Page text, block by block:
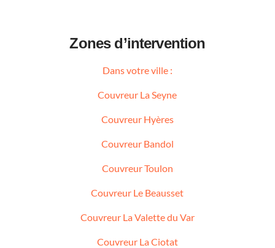
Zones d’intervention
Dans votre ville :
Couvreur La Seyne
Couvreur Hyères
Couvreur Bandol
Couvreur Toulon
Couvreur Le Beausset
Couvreur La Valette du Var
Couvreur La Ciotat